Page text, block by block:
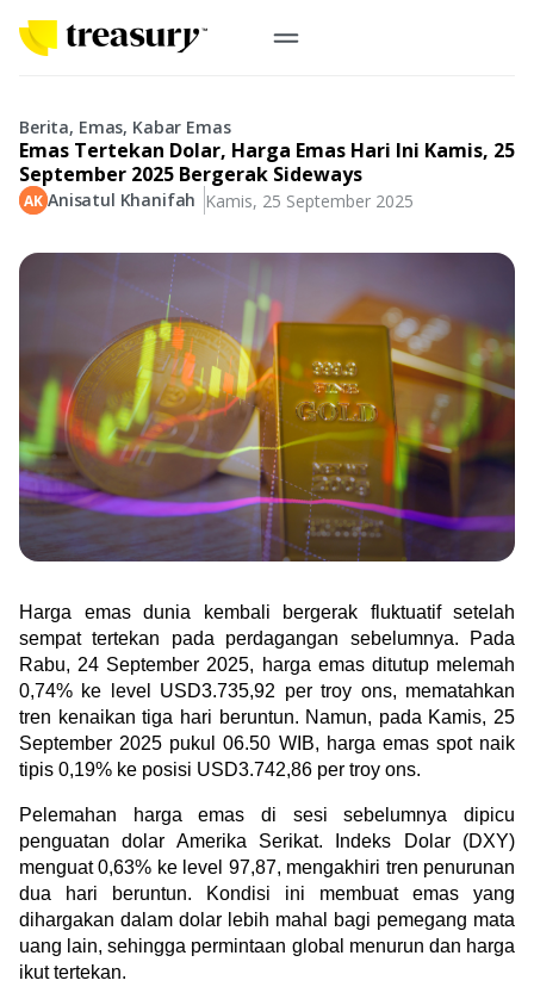
Emas Fisik
Logam Mulia
Antam, UBS
Koin Emas
Koin Nusantara, Lunar & Custom
Perhiasan
From Story
Buyback
Jual emas kamu ke Treasury
Perusahaan
Gold for Good
Berkontribusi pada hal yang benar-benar berarti
#BuatMasaDepan
Green Gold
Profile
Tata Kelola
Indonesia
Indonesia
Berita, Emas, Kabar Emas
Emas Tertekan Dolar, Harga Emas Hari Ini Kamis, 25
September 2025 Bergerak Sideways
Anisatul Khanifah Kamis, 25 September 2025
Harga emas dunia kembali bergerak fluktuatif setelah
sempat tertekan pada perdagangan sebelumnya. Pada
Rabu, 24 September 2025, harga emas ditutup melemah
0,74% ke level USD3.735,92 per troy ons, mematahkan
tren kenaikan tiga hari beruntun. Namun, pada Kamis, 25
September 2025 pukul 06.50 WIB, harga emas spot naik
tipis 0,19% ke posisi USD3.742,86 per troy ons.
Pelemahan harga emas di sesi sebelumnya dipicu
penguatan dolar Amerika Serikat. Indeks Dolar (DXY)
menguat 0,63% ke level 97,87, mengakhiri tren penurunan
dua hari beruntun. Kondisi ini membuat emas yang
dihargakan dalam dolar lebih mahal bagi pemegang mata
uang lain, sehingga permintaan global menurun dan harga
ikut tertekan.